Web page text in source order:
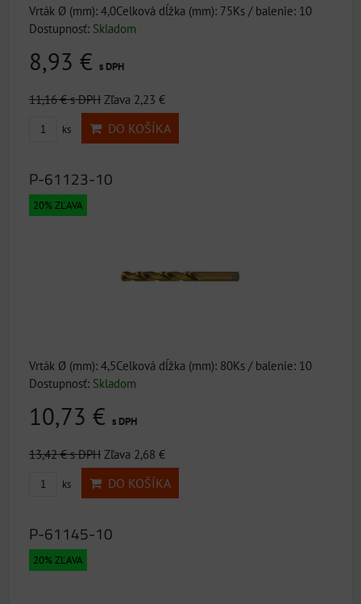
Vrták Ø (mm): 4,0Celková dĺžka (mm): 75Ks / balenie: 10
Dostupnosť: Skladom
8,93 € s DPH
11,16 €s DPH Zľava 2,23 €
ks DO KOŠÍKA
P-61123-10
20% ZĽAVA
Vrták Ø (mm): 4,5Celková dĺžka (mm): 80Ks / balenie: 10
Dostupnosť: Skladom
10,73 € s DPH
13,42 €s DPH Zľava 2,68 €
ks DO KOŠÍKA
P-61145-10
20% ZĽAVA